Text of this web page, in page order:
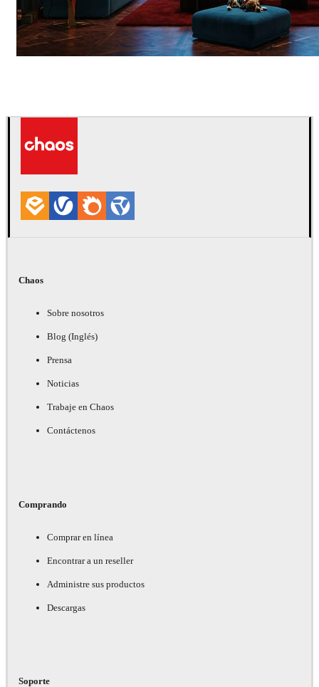
Chaos
Sobre nosotros
Blog (Inglés)
Prensa
Noticias
Trabaje en Chaos
Contáctenos
Comprando
Comprar en línea
Encontrar a un reseller
Administre sus productos
Descargas
Soporte